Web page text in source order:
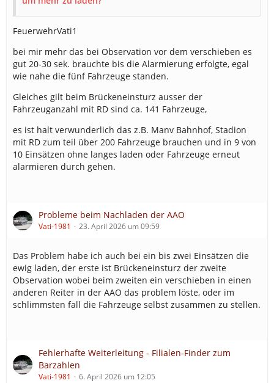
FeuerwehrVati1
bei mir mehr das bei Observation vor dem verschieben es
gut 20-30 sek. brauchte bis die Alarmierung erfolgte, egal
wie nahe die fünf Fahrzeuge standen.
Gleiches gilt beim Brückeneinsturz ausser der
Fahrzeuganzahl mit RD sind ca. 141 Fahrzeuge,
es ist halt verwunderlich das z.B. Manv Bahnhof, Stadion
mit RD zum teil über 200 Fahrzeuge brauchen und in 9 von
10 Einsätzen ohne langes laden oder Fahrzeuge erneut
alarmieren durch gehen.
Probleme beim Nachladen der AAO
Vati-1981 23. April 2026 um 09:59
Das Problem habe ich auch bei ein bis zwei Einsätzen die
ewig laden, der erste ist Brückeneinsturz der zweite
Observation wobei beim zweiten ein verschieben in einen
anderen Reiter in der AAO das problem löste, oder im
schlimmsten fall die Fahrzeuge selbst zusammen zu stellen.
Fehlerhafte Weiterleitung - Filialen-Finder zum
Barzahlen
Vati-1981 6. April 2026 um 12:05